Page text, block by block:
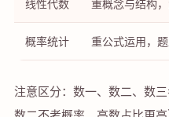
线性代数 重概念与结构
概率统计 重公式运用，
注意区分：数一、数二、数